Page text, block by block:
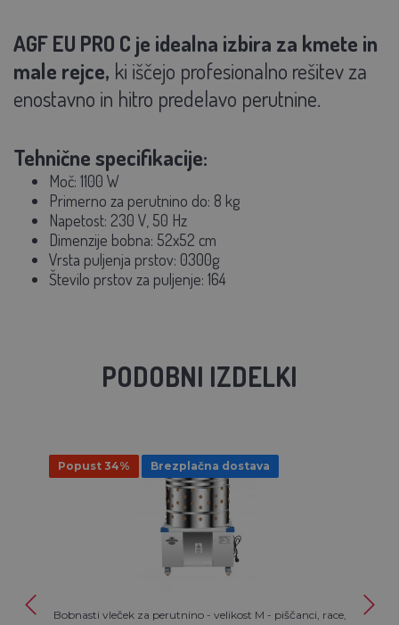
AGF EU PRO C je idealna izbira za kmete in
male rejce, ki iščejo profesionalno rešitev za
enostavno in hitro predelavo perutnine.
Tehnične specifikacije:
Moč: 1100 W
Primerno za perutnino do: 8 kg
Napetost: 230 V, 50 Hz
Dimenzije bobna: 52x52 cm
Vrsta puljenja prstov: 0300g
Število prstov za puljenje: 164
PODOBNI IZDELKI
Popust 34% Brezplačna dostava
Bobnasti vleček za perutnino - velikost M - piščanci, race,